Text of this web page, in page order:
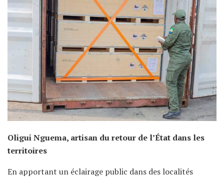
Oligui Nguema, artisan du retour de l’État dans les
territoires
En apportant un éclairage public dans des localités